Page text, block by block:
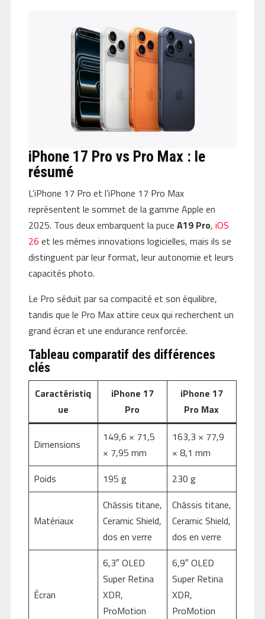
iPhone 17 Pro vs Pro Max : le
résumé
L’iPhone 17 Pro et l’iPhone 17 Pro Max
représentent le sommet de la gamme Apple en
2025. Tous deux embarquent la puce A19 Pro, iOS
26 et les mêmes innovations logicielles, mais ils se
distinguent par leur format, leur autonomie et leurs
capacités photo.
Le Pro séduit par sa compacité et son équilibre,
tandis que le Pro Max attire ceux qui recherchent un
grand écran et une endurance renforcée.
Tableau comparatif des différences
clés
Caractéristiq
ue
iPhone 17
Pro
iPhone 17
Pro Max
Dimensions
149,6 × 71,5
× 7,95 mm
163,3 × 77,9
× 8,1 mm
Poids
195 g 230 g
Matériaux
Châssis titane,
Ceramic Shield,
dos en verre
Châssis titane,
Ceramic Shield,
dos en verre
Écran
6,3″ OLED
Super Retina
XDR,
ProMotion
6,9″ OLED
Super Retina
XDR,
ProMotion